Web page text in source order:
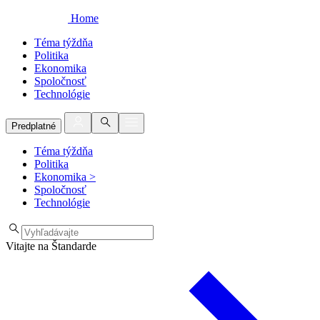
Home
Téma týždňa
Politika
Ekonomika
Spoločnosť
Technológie
Predplatné
Téma týždňa
Politika
Ekonomika >
Spoločnosť
Technológie
Vitajte na Štandarde